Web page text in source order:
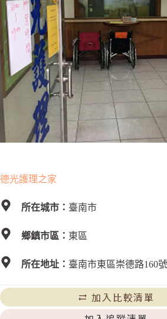
德光護理之家
所在城市： 臺南市
鄉鎮市區： 東區
所在地址： 臺南市東區崇德路160
加入比較清單